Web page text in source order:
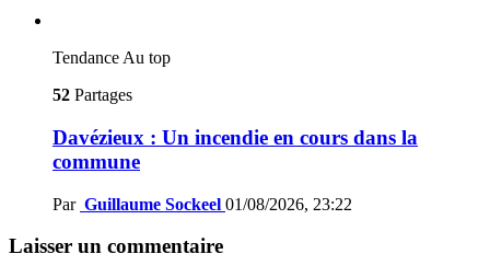
Tendance Au top
52 Partages
Davézieux : Un incendie en cours dans la
commune
Par Guillaume Sockeel 01/08/2026, 23:22
Laisser un commentaire